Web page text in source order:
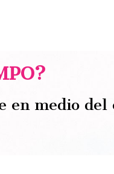
en medio del